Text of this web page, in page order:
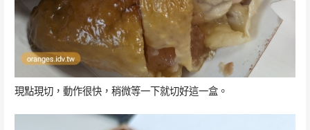
現點現切，動作很快，稍微等一下就切好這一盒。